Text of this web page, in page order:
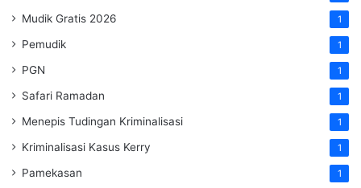
Mudik Gratis 2026 1
Pemudik 1
PGN 1
Safari Ramadan 1
Menepis Tudingan Kriminalisasi 1
Kriminalisasi Kasus Kerry 1
Pamekasan 1